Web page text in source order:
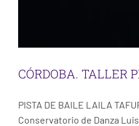
CÓRDOBA. TALLER
PISTA DE BAILE LAILA
Conservatorio de Danza